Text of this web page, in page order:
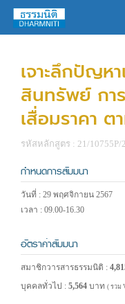
เจาะลึกปัญ
สินทรัพย์ กา
เสื่อมราคา
รหัสหลักสูตร : 21/10755P/2
กำหนดการสัมมนา
วันที่ : 29 พฤศจิกายน 2567
เวลา : 09.00-16.30
อัตราค่าสัมมนา
สมาชิกวารสารธรรมนิติ :
บุคคลทั่วไป : 5,564 บาท ( รวม